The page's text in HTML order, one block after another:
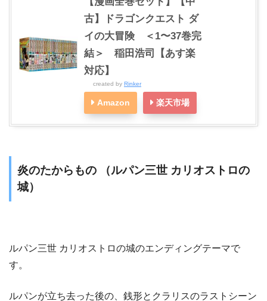
古】ドラゴンクエスト ダ
イの大冒険 ＜1〜37巻完
結＞ 稲田浩司【あす楽
対応】
created by Rinker
Amazon 楽天市場
炎のたからもの （ルパン三世 カリオストロの
城）
ルパン三世 カリオストロの城のエンディングテーマで
す。
ルパンが立ち去った後の、銭形とクラリスのラストシーン